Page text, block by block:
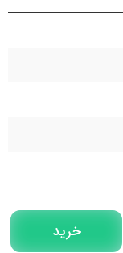
خرید